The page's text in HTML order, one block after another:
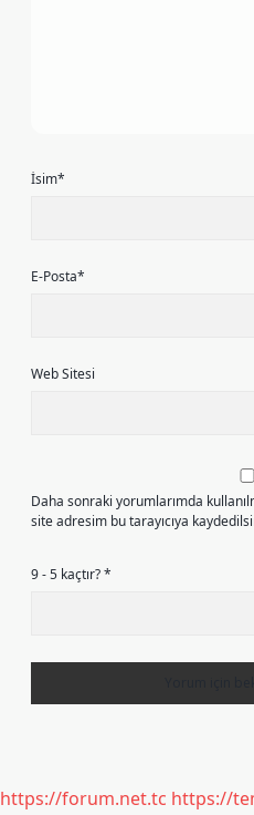
İsim*
E-Posta*
Web Sitesi
Daha sonraki yorumlarımda
site adresim bu tarayıcıya
9 - 5 kaçtır?*
https://forum.net.tc https://